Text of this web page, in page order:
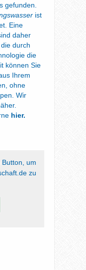
gefunden.
ist
Eine
daher
durch
die
können Sie
Ihrem
ohne
Wir
hier.
um
zu